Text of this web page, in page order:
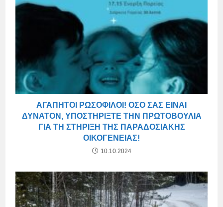
ΑΓΑΠΗΤΟΊ ΡΩΣΌΦΙΛΟΙ! ΌΣΟ ΣΑΣ ΕΊΝΑΙ
ΔΥΝΑΤΌΝ, ΥΠΟΣΤΗΡΊΞΤΕ ΤΗΝ ΠΡΩΤΟΒΟΥΛΊΑ
ΓΙΑ ΤΗ ΣΤΉΡΙΞΗ ΤΗΣ ΠΑΡΑΔΟΣΙΑΚΉΣ
ΟΙΚΟΓΈΝΕΙΑΣ!
10.10.2024